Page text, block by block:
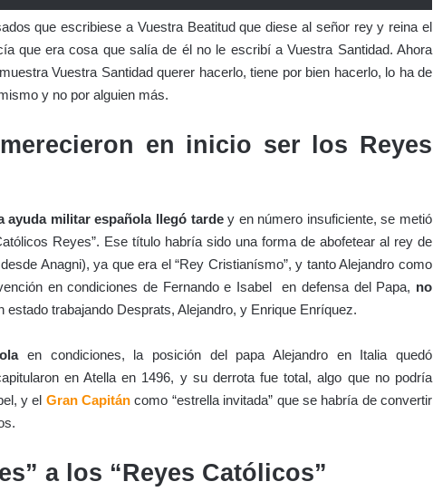
que escribiese a Vuestra Beatitud que diese al señor rey y reina el
que era cosa que salía de él no le escribí a Vuestra Santidad. Ahora
Vuestra Santidad querer hacerlo, tiene por bien hacerlo, lo ha de
y no por alguien más.
en inicio ser los Reyes
ayuda militar española llegó tardey en número insuficiente, se metió
Reyes”. Ese título habría sido una forma de abofetear al rey de
Anagni), ya que era el “Rey Cristianísmo”, y tanto Alejandro como
en condiciones de Fernando e Isabel en defensa del Papa, no
estado trabajando Desprats, Alejandro, y Enrique Enríquez.
en condiciones, la posición del papa Alejandro en Italia quedó
en Atella en 1496, y su derrota fue total, algo que no podría
y el Gran Capitán como “estrella invitada” que se habría de convertir
a los “Reyes Católicos”